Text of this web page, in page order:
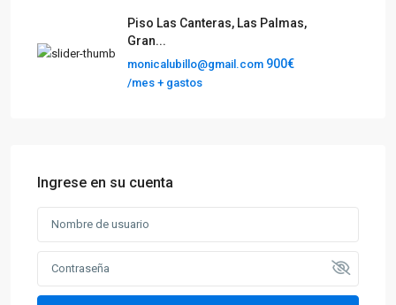
Piso Las Canteras, Las Palmas,
Gran...
monicalubillo@gmail.com 900€
/mes + gastos
Ingrese en su cuenta